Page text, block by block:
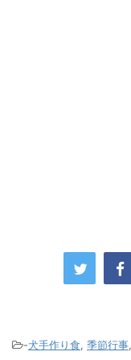
-犬手作り食, 季節行事,